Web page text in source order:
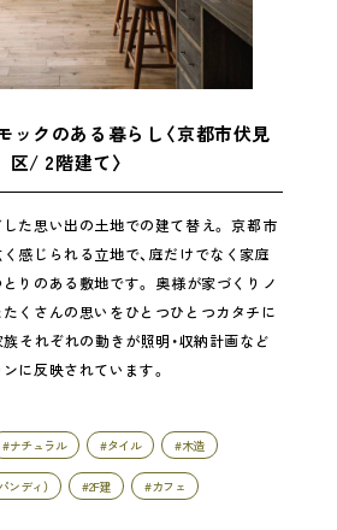
ックのある暮らし〈京都市伏見
区/ 2階建て〉
た思い出の土地での建て替え。 京都市
感じられる立地で、庭だけでなく家庭
りのある敷地です。 奥様が家づくりノ
くさんの思いをひとつひとつカタチに
それぞれの動きが照明・収納計画など
に反映されています。
#ナチュラル #タイル #木造
ンディ） #2F建 #カフェ